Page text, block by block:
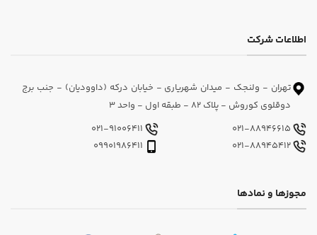
اطلاعات شرکت
تهران - ولنجک - میدان شهریاری - خیابان درکه (داوودیان) - جنب برج
دوقلوی کوروش - پلاک 82 - طبقه اول - واحد 3
مجوزها و نمادها